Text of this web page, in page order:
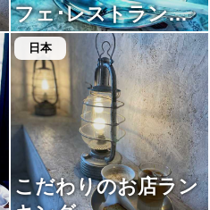
フェ･レストランラ
ンキング
日本
こだわりのお店ラン